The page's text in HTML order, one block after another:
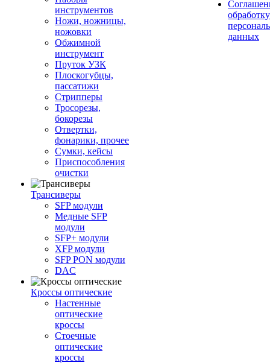
инструментов
Ножи, ножницы,
ножовки
Обжимной
инструмент
Пруток УЗК
Плоскогубцы,
пассатижи
Стрипперы
Тросорезы,
бокорезы
Отвертки,
фонарики, прочее
Сумки, кейсы
Приспособления
очистки
Трансиверы
SFP модули
Медные SFP
модули
SFP+ модули
XFP модули
SFP PON модули
DAC
Кроссы оптические
Настенные
оптические
кроссы
Стоечные
оптические
кроссы
обработку
данных